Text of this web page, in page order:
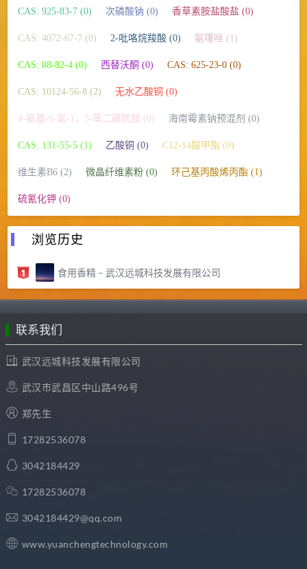
CAS: 925-83-7 (0) 次磷酸钠 (0) 香草素胺盐酸盐 (0)
CAS: 4072-67-7 (0) 2-吡咯烷羧酸 (0) 氨噻唑 (1)
CAS: 88-82-4 (0) 西替沃酮 (0) CAS: 625-23-0 (0)
CAS: 10124-56-8 (2) 无水乙酸铜 (0)
4-氨基-6-氯-1，3-苯二磺酰胺 (0) 海南霉素钠预混剂 (0)
CAS: 131-55-5 (1) 乙酸铜 (0) C12-14酸甲酯 (0)
维生素B6 (2) 微晶纤维素粉 (0) 环己基丙酸烯丙酯 (1)
硫氰化钾 (0)
浏览历史
食用香精 – 武汉远城科技发展有限公司
联系我们
武汉远城科技发展有限公司
武汉市武昌区中山路496号
郑先生
17282536078
3042184429
17282536078
3042184429@qq.com
www.yuanchengtechnology.com